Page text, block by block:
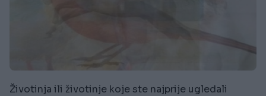
Životinja ili životinje koje ste najprije ugledali